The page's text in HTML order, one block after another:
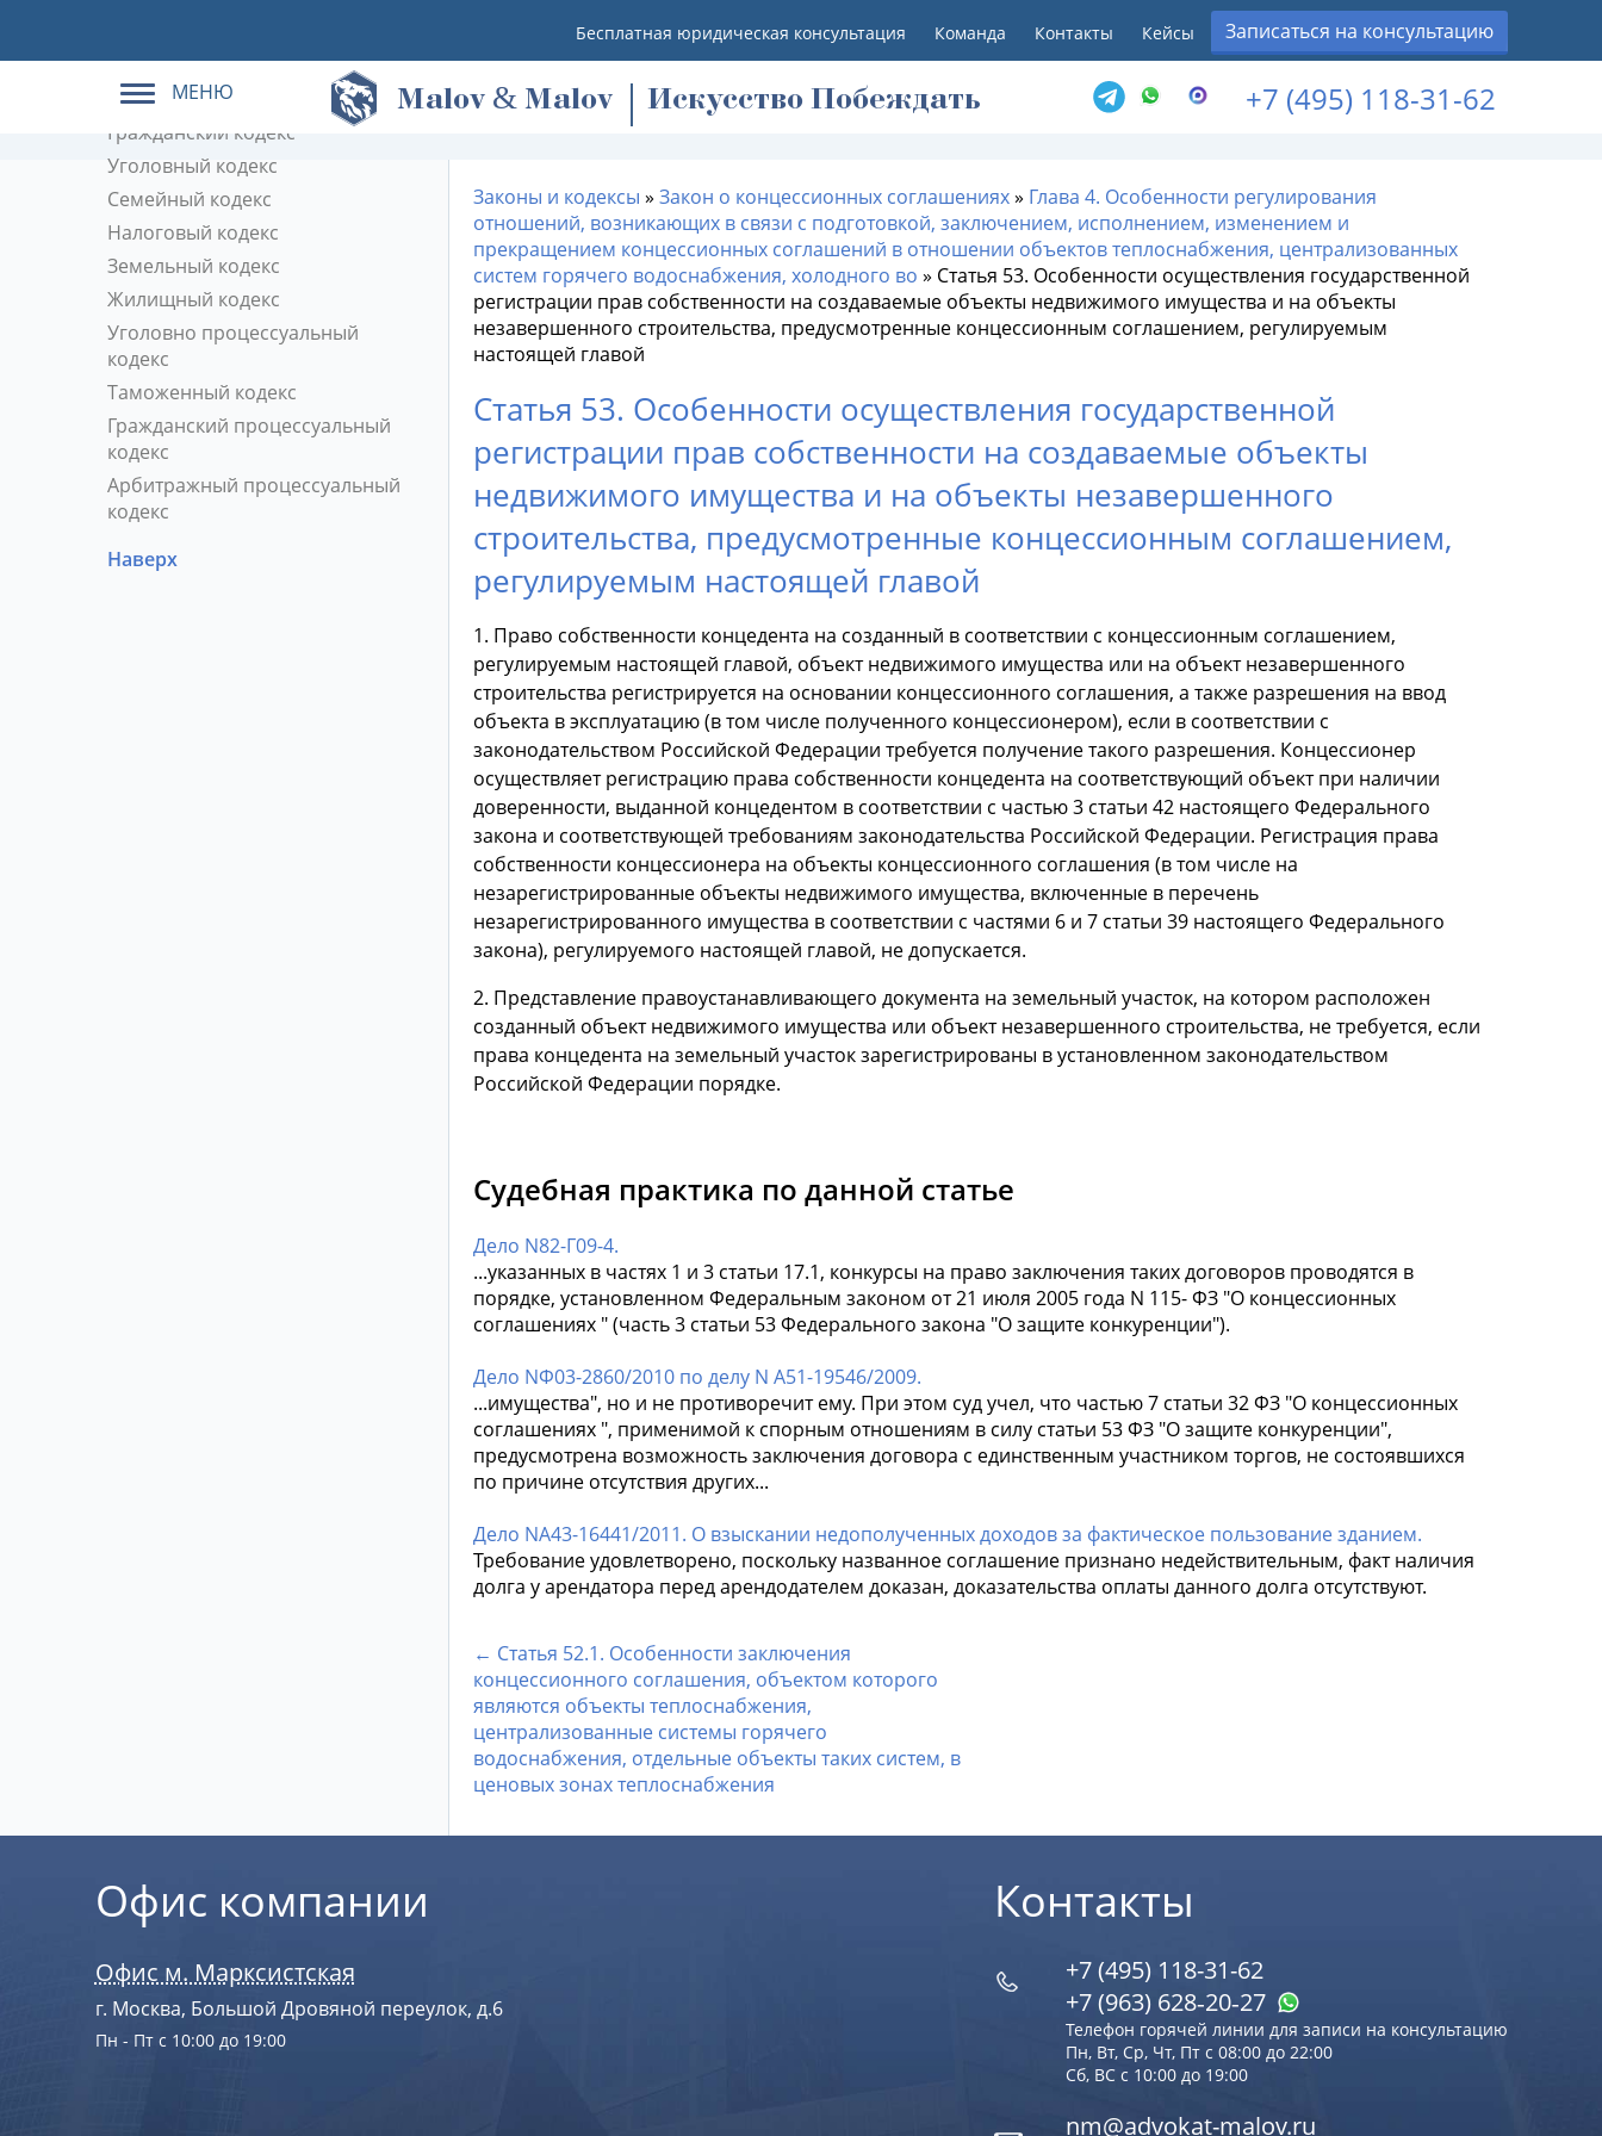
Бесплатная юридическая консультация Команда Контакты Кейсы Записаться на консультацию
МЕНЮ Malov & Malov Искусство Побеждать +7 (495) 118-31-62
Трудовой кодекс
Гражданский кодекс
Уголовный кодекс
Семейный кодекс
Налоговый кодекс
Земельный кодекс
Жилищный кодекс
Уголовно процессуальный
кодекс
Таможенный кодекс
Гражданский процессуальный
кодекс
Арбитражный процессуальный
кодекс
Наверх
Законы и кодексы » Закон о концессионных соглашениях» Глава 4. Особенности регулирования
отношений, возникающих в связи с подготовкой, заключением, исполнением, изменением и
прекращением концессионных соглашений в отношении объектов теплоснабжения, централизованных
систем горячего водоснабжения, холодного во » Статья 53. Особенности осуществления государственной
регистрации прав собственности на создаваемые объекты недвижимого имущества и на объекты
незавершенного строительства, предусмотренные концессионным соглашением, регулируемым
настоящей главой
Статья 53. Особенности осуществления государственной
регистрации прав собственности на создаваемые объекты
недвижимого имущества и на объекты незавершенного
строительства, предусмотренные концессионным соглашением,
регулируемым настоящей главой
1. Право собственности концедента на созданный в соответствии с концессионным соглашением,
регулируемым настоящей главой, объект недвижимого имущества или на объект незавершенного
строительства регистрируется на основании концессионного соглашения, а также разрешения на ввод
объекта в эксплуатацию (в том числе полученного концессионером), если в соответствии с
законодательством Российской Федерации требуется получение такого разрешения. Концессионер
осуществляет регистрацию права собственности концедента на соответствующий объект при наличии
доверенности, выданной концедентом в соответствии с частью 3 статьи 42 настоящего Федерального
закона и соответствующей требованиям законодательства Российской Федерации. Регистрация права
собственности концессионера на объекты концессионного соглашения (в том числе на
незарегистрированные объекты недвижимого имущества, включенные в перечень
незарегистрированного имущества в соответствии с частями 6 и 7 статьи 39 настоящего Федерального
закона), регулируемого настоящей главой, не допускается.
2. Представление правоустанавливающего документа на земельный участок, на котором расположен
созданный объект недвижимого имущества или объект незавершенного строительства, не требуется, если
права концедента на земельный участок зарегистрированы в установленном законодательством
Российской Федерации порядке.
Судебная практика по данной статье
Дело N82-Г09-4.
...указанных в частях 1 и 3 статьи 17.1, конкурсы на право заключения таких договоров проводятся в
порядке, установленном Федеральным законом от 21 июля 2005 года N 115- ФЗ "О концессионных
соглашениях " (часть 3 статьи 53 Федерального закона "О защите конкуренции").
Дело NФ03-2860/2010 по делу N А51-19546/2009.
...имущества", но и не противоречит ему. При этом суд учел, что частью 7 статьи 32 ФЗ "О концессионных
соглашениях ", применимой к спорным отношениям в силу статьи 53 ФЗ "О защите конкуренции",
предусмотрена возможность заключения договора с единственным участником торгов, не состоявшихся
по причине отсутствия других...
Дело NА43-16441/2011. О взыскании недополученных доходов за фактическое пользование зданием.
Требование удовлетворено, поскольку названное соглашение признано недействительным, факт наличия
долга у арендатора перед арендодателем доказан, доказательства оплаты данного долга отсутствуют.
← Статья 52.1. Особенности заключения
концессионного соглашения, объектом которого
являются объекты теплоснабжения,
централизованные системы горячего
водоснабжения, отдельные объекты таких систем, в
ценовых зонах теплоснабжения
Офис компании
Офис м. Марксистская
г. Москва, Большой Дровяной переулок, д.6
Пн - Пт с 10:00 до 19:00
Контакты
+7 (495) 118-31-62
+7 (963) 628‑20‑27
Телефон горячей линии для записи на консультацию
Пн, Вт, Ср, Чт, Пт с 08:00 до 22:00
Сб, ВС с 10:00 до 19:00
nm@advokat-malov.ru